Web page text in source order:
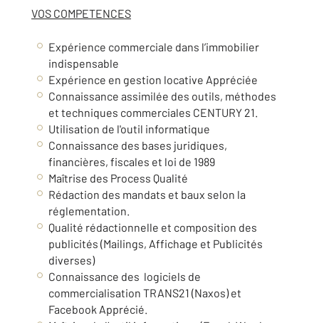
VOS COMPETENCES
Expérience commerciale dans l’immobilier
indispensable
Expérience en gestion locative Appréciée
Connaissance assimilée des outils, méthodes
et techniques commerciales CENTURY 21.
Utilisation de l'outil informatique
Connaissance des bases juridiques,
financières, fiscales et loi de 1989
Maîtrise des Process Qualité
Rédaction des mandats et baux selon la
réglementation.
Qualité rédactionnelle et composition des
publicités (Mailings, Affichage et Publicités
diverses)
Connaissance des logiciels de
commercialisation TRANS21 (Naxos) et
Facebook Apprécié.